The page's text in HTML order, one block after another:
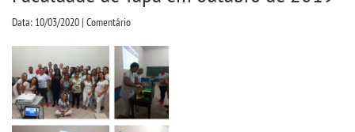
CURSOS
Data: 10/03/2020 | Comentário